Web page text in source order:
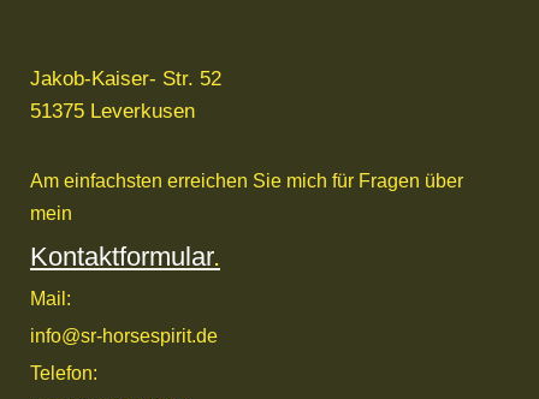
Jakob-Kaiser- Str. 52
51375 Leverkusen
Am einfachsten erreichen Sie mich für Fragen über
mein
Kontaktformular.
Mail:
info@sr-horsespirit.de
Telefon: